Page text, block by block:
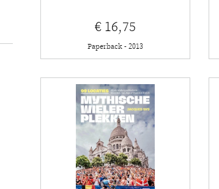
€ 16,75
Paperback - 2013